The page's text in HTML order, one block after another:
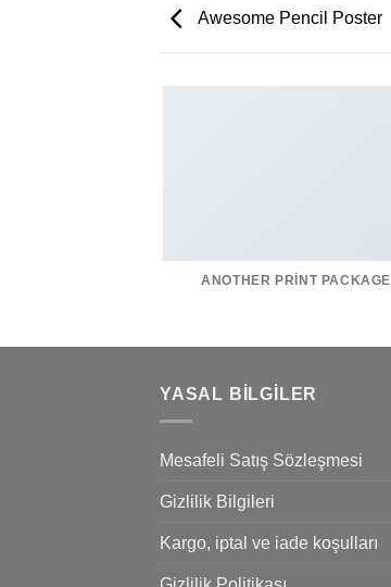
Awesome Pencil Poster
ANOTHER PRINT PACKAGE
YASAL BILGILER
Mesafeli Satış Sözleşmesi
Gizlilik Bilgileri
Kargo, iptal ve iade koşulları